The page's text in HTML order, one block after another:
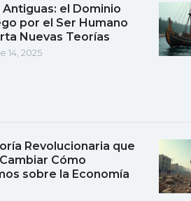
Antiguas: el Dominio
por el Ser Humano
Nuevas Teorías
14, 2025
Revolucionaria que
Cómo
sobre la Economía